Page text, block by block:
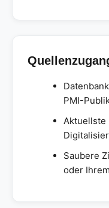
PMI-
Aktuellste
Saubere
oder